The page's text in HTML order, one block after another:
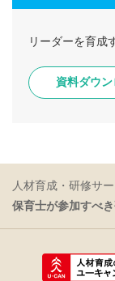
リーダーを育成
資料ダウン
人材育成・研修サ
保育士が参加すべ